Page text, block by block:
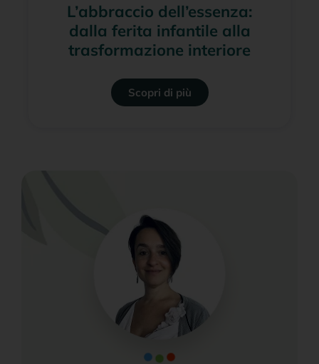
L’abbraccio dell’essenza:
dalla ferita infantile alla
trasformazione interiore
Scopri di più